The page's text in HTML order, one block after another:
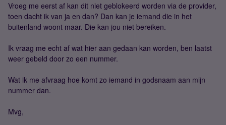
Vroeg me eerst af kan dit niet geblokeerd worden via de provider,
toen dacht ik van ja en dan? Dan kan je iemand die in het
buitenland woont maar. Die kan jou niet bereiken.
Ik vraag me echt af wat hier aan gedaan kan worden, ben laatst
weer gebeld door zo een nummer.
Wat ik me afvraag hoe komt zo iemand in godsnaam aan mijn
nummer dan.
Mvg,